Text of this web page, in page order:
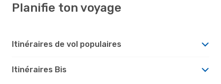
Planifie ton voyage
Itinéraires de vol populaires
Itinéraires Bis